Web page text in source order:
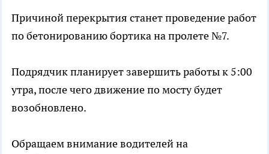
Причиной перекрытия станет проведение работ
по бетонированию бортика на пролете №7.
Подрядчик планирует завершить работы к 5:00
утра, после чего движение по мосту будет
возобновлено.
Обращаем внимание водителей на